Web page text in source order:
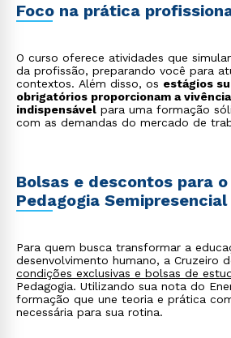
Foco na prática
O curso oferece atividades que
da profissão, preparando você para
contextos. Além disso, os estágios
obrigatórios proporcionam a
indispensável para uma formação
com as demandas do mercado de
Bolsas e descontos para
Pedagogia Semipresencial
Para quem busca transformar a
desenvolvimento humano, a Cruzeiro
condições exclusivas e bolsas de
Pedagogia. Utilizando sua nota do
formação que une teoria e prática
necessária para sua rotina.